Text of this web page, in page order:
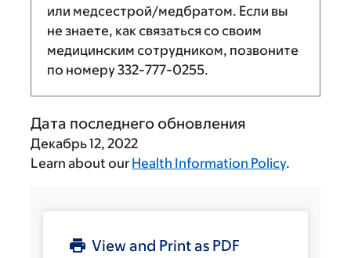
или медсестрой/медбратом. Если вы
не знаете, как связаться со своим
медицинским сотрудником, позвоните
по номеру332-777-0255.
Дата последнего обновления
Декабрь 12, 2022
Learn about our Health Information Policy.
View and Print as PDF